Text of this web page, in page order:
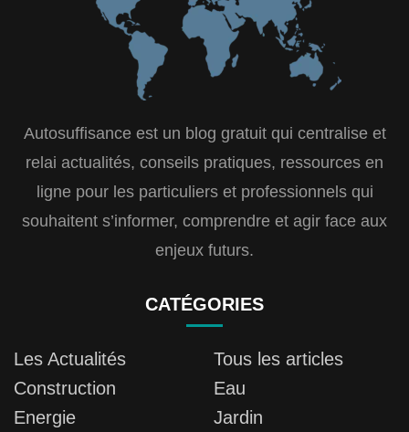
Autosuffisance est un blog gratuit qui centralise et
relai actualités, conseils pratiques, ressources en
ligne pour les particuliers et professionnels qui
souhaitent s’informer, comprendre et agir face aux
enjeux futurs.
CATÉGORIES
Les Actualités
Tous les articles
Construction
Eau
Energie
Jardin